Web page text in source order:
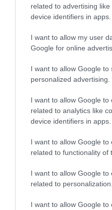
related to advertising
device identifiers in apps.
I want to allow my user
Google for online
I want to allow Google to
personalized advertising.
I want to allow Google to
related to analytics like
device identifiers in apps.
I want to allow Google to
related to functionality of
I want to allow Google to
related to personalization.
I want to allow Google to
Pastel de
Llevaba no sé cuanto tiempo
lo general no son fáciles de
momento de comprarlas puesto...
Eva 2